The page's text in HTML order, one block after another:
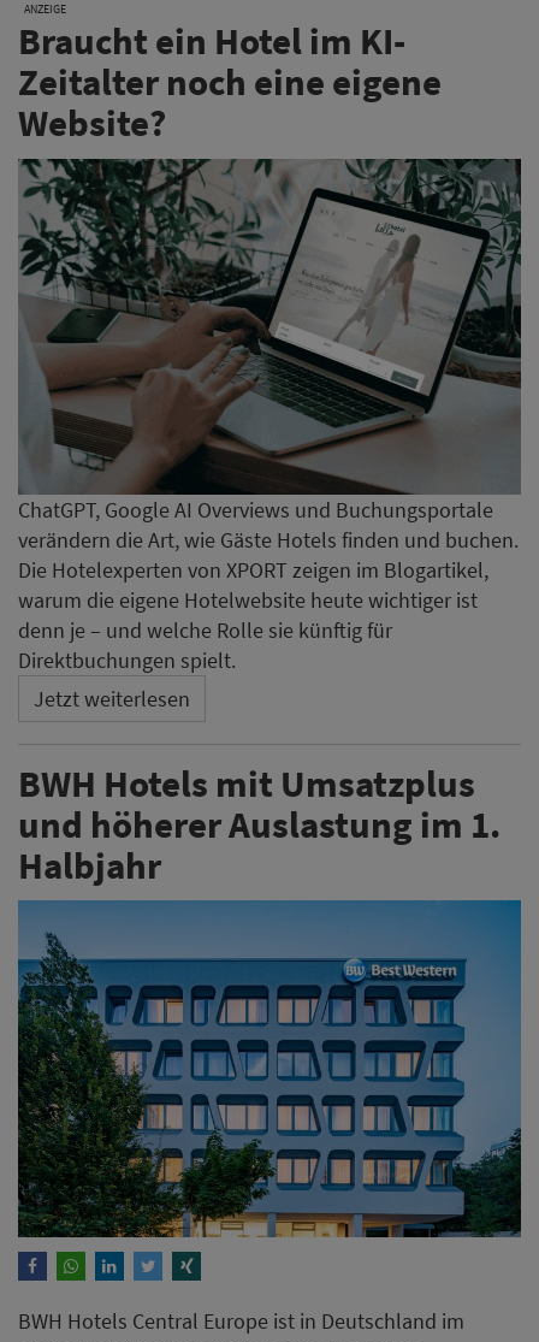
ANZEIGE
Braucht ein Hotel im KI-
Zeitalter noch eine eigene
Website?
ChatGPT, Google AI Overviews und Buchungsportale
verändern die Art, wie Gäste Hotels finden und buchen.
Die Hotelexperten von XPORT zeigen im Blogartikel,
warum die eigene Hotelwebsite heute wichtiger ist
denn je – und welche Rolle sie künftig für
Direktbuchungen spielt.
Jetzt weiterlesen
BWH Hotels mit Umsatzplus
und höherer Auslastung im 1.
Halbjahr
BWH Hotels Central Europe ist in Deutschland im